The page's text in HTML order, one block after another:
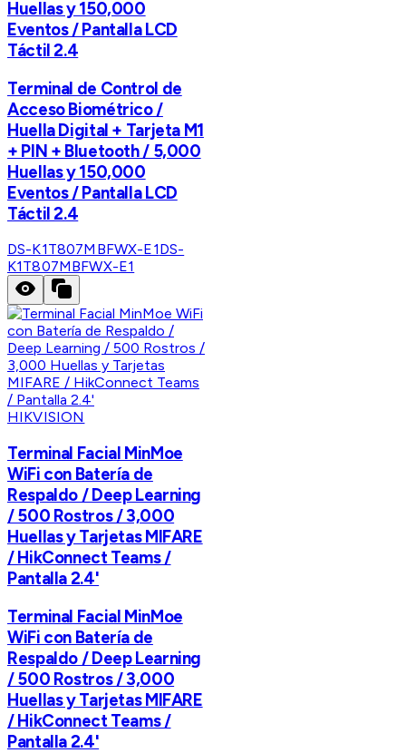
Huellas y 150,000
Eventos / Pantalla LCD
Táctil 2.4
Terminal de Control de
Acceso Biométrico /
Huella Digital + Tarjeta M1
+ PIN + Bluetooth / 5,000
Huellas y 150,000
Eventos / Pantalla LCD
Táctil 2.4
DS-K1T807MBFWX-E1DS-
K1T807MBFWX-E1
HIKVISION
Terminal Facial MinMoe
WiFi con Batería de
Respaldo / Deep Learning
/ 500 Rostros / 3,000
Huellas y Tarjetas MIFARE
/ HikConnect Teams /
Pantalla 2.4'
Terminal Facial MinMoe
WiFi con Batería de
Respaldo / Deep Learning
/ 500 Rostros / 3,000
Huellas y Tarjetas MIFARE
/ HikConnect Teams /
Pantalla 2.4'